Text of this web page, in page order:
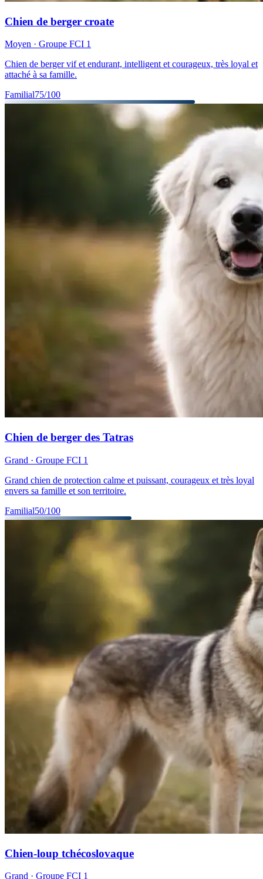
Chien de berger croate
Moyen · Groupe FCI 1
Chien de berger vif et endurant, intelligent et courageux, très loyal et
attaché à sa famille.
Familial75/100
Chien de berger des Tatras
Grand · Groupe FCI 1
Grand chien de protection calme et puissant, courageux et très loyal
envers sa famille et son territoire.
Familial50/100
Chien-loup tchécoslovaque
Grand · Groupe FCI 1